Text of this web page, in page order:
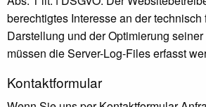
berechtigtes Interesse an der technisch
Darstellung und der Optimierung
müssen die Server-Log-Files erfasst
Kontaktformular